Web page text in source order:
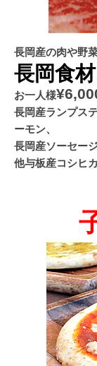
長岡産の肉や野
長岡食
お一人様
長岡産ランプス
ーモン、
長岡産ソーセー
他与板産コシヒ